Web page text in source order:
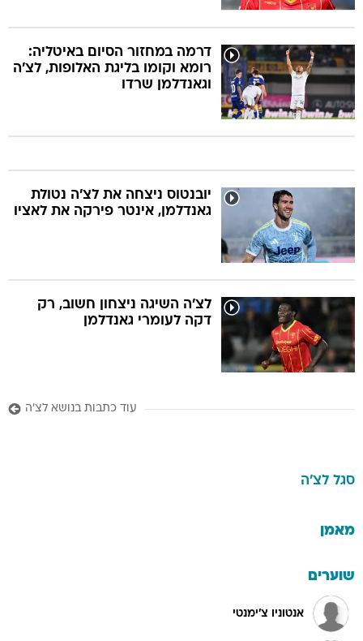
דרמה במחזור הסיום באיטליה:
רומא וקומו בליגת האלופות, לצ'ה
וגאנדלמן שרדו
יובנטוס ניצחה את לצ'ה נטולת
גאנדלמן, אינטר פירקה את לאציו
לצ'ה השיגה ניצחון חשוב, רק
דקה לעומרי גאנדלמן
עוד כתבות בנושא לצ'ה
סגל לצ'ה
מאמן
שוערים
אנטוניו צ'ימנטי